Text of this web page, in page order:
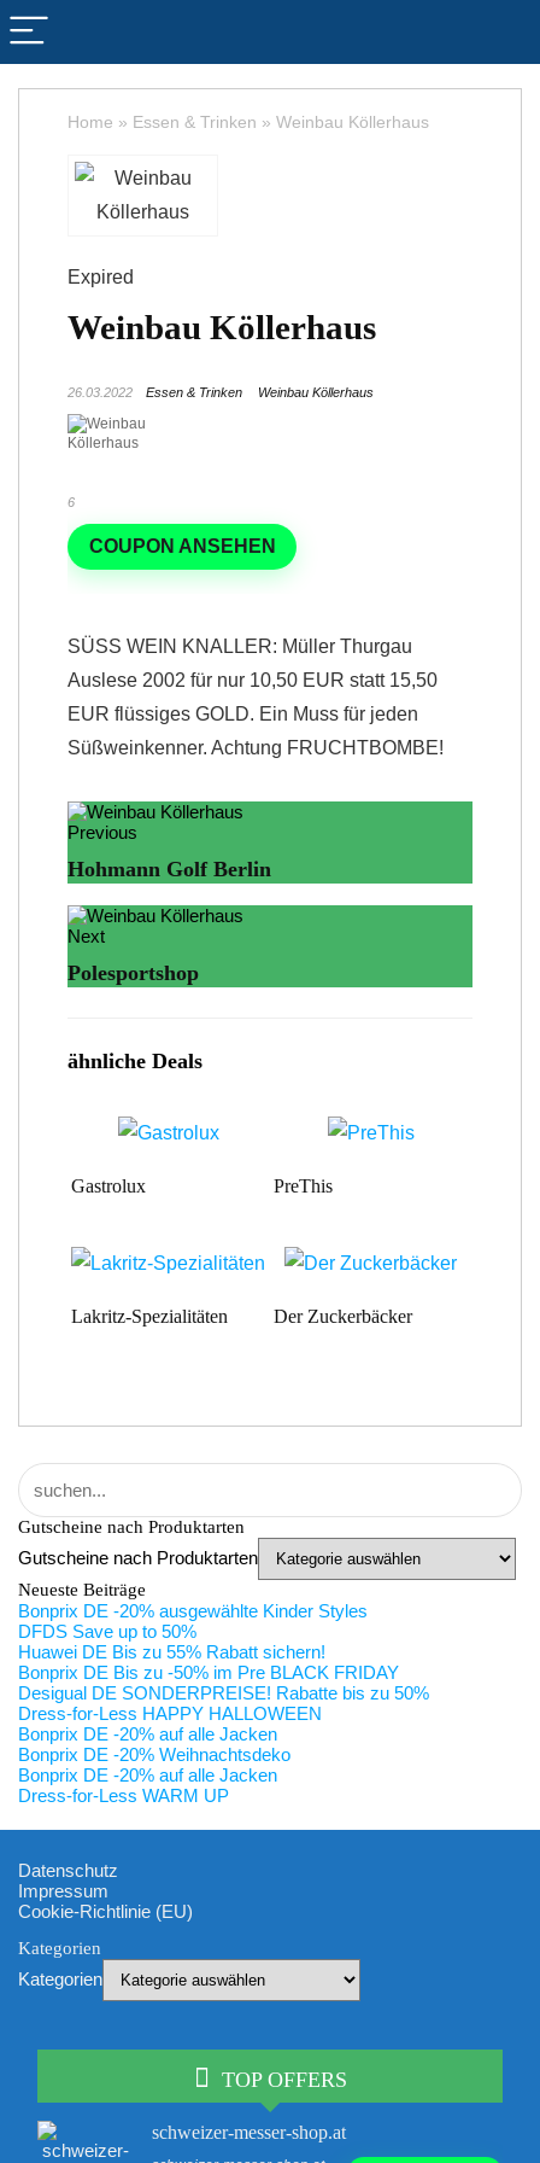
Home » Essen & Trinken » Weinbau Köllerhaus
Expired
Weinbau Köllerhaus
26.03.2022 Essen & Trinken Weinbau Köllerhaus
6
COUPON ANSEHEN
SÜSS WEIN KNALLER: Müller Thurgau
Auslese 2002 für nur 10,50 EUR statt 15,50
EUR flüssiges GOLD. Ein Muss für jeden
Süßweinkenner. Achtung FRUCHTBOMBE!
Previous
Hohmann Golf Berlin
Next
Polesportshop
ähnliche Deals
Gastrolux PreThis
Lakritz-Spezialitäten Der Zuckerbäcker
Gutscheine nach Produktarten
Gutscheine nach Produktarten
Neueste Beiträge
Bonprix DE -20% ausgewählte Kinder Styles
DFDS Save up to 50%
Huawei DE Bis zu 55% Rabatt sichern!
Bonprix DE Bis zu -50% im Pre BLACK FRIDAY
Desigual DE SONDERPREISE! Rabatte bis zu 50%
Dress-for-Less HAPPY HALLOWEEN
Bonprix DE -20% auf alle Jacken
Bonprix DE -20% Weihnachtsdeko
Bonprix DE -20% auf alle Jacken
Dress-for-Less WARM UP
Datenschutz
Impressum
Cookie-Richtlinie (EU)
Kategorien
Kategorien
TOP OFFERS
schweizer-messer-shop.at